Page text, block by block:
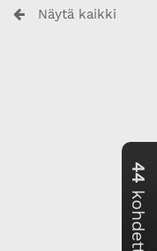
Näytä kaikki
44
kohdetta